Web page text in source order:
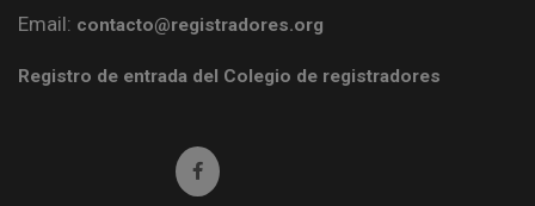
Email: contacto@registradores.org
Registro de entrada del Colegio de registradores
Ir a facebook (abre en ventana nueva)